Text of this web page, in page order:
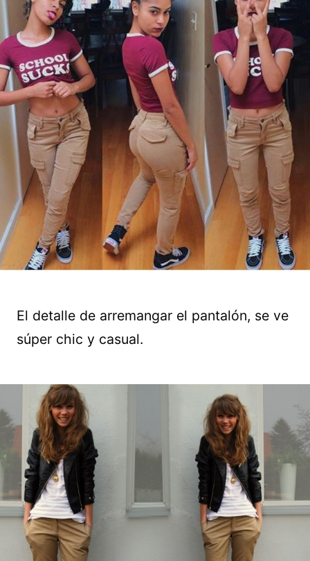
El detalle de arremangar el pantalón, se ve
súper chic y casual.